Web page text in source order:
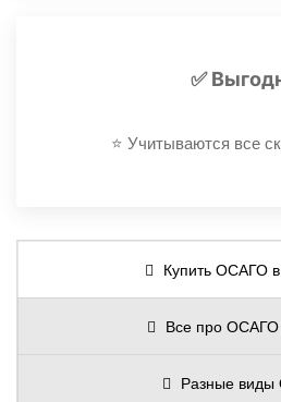
✅
⭐️ Учитываются все
Купить ОСАГО в
Все про ОСАГО
Разные